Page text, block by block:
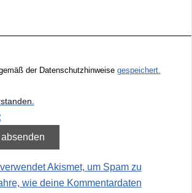
der Datenschutzhinweise gespeichert.
Akismet, um Spam zu
wie deine Kommentardaten